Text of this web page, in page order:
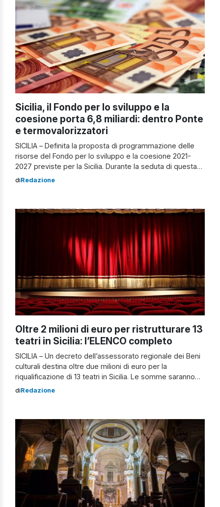
Sicilia, il Fondo per lo sviluppo e la
coesione porta 6,8 miliardi: dentro Ponte
e termovalorizzatori
SICILIA – Definita la proposta di programmazione delle
risorse del Fondo per lo sviluppo e la coesione 2021-
2027 previste per la Sicilia. Durante la seduta di questa
mattina, la giunta regionale ha apprezzato il piano del
Le parole […]
diRedazione
Oltre 2 milioni di euro per ristrutturare 13
teatri in Sicilia: l’ELENCO completo
SICILIA – Un decreto dell’assessorato regionale dei Beni
culturali destina oltre due milioni di euro per la
riqualificazione di 13 teatri in Sicilia. Le somme saranno
utilizzate per la copertura finanziaria di interventi volti alla
Scarpinato sottolinea che questi finanziamenti non […]
diRedazione